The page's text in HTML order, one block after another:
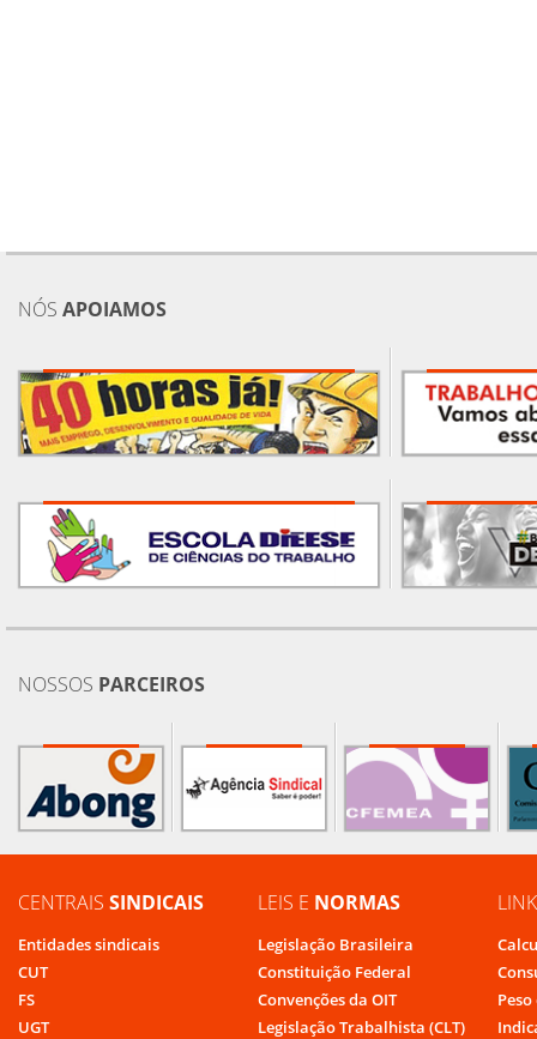
NÓS APOIAMOS
NOSSOS PARCEIROS
CENTRAIS SINDICAIS
Entidades sindicais
CUT
FS
UGT
LEIS E NORMAS
Legislação Brasileira
Constituição Federal
Convenções da OIT
Legislação Trabalhista (CLT)